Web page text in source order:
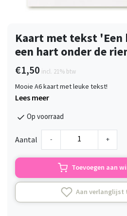
Kaart met tekst 'Een
een hart onder de
€1,50 incl. 21% btw
Mooie A6 kaart met leuke tekst!
Lees meer
Op voorraad
Aantal - +
Toevoegen aan
Aan verlanglijst